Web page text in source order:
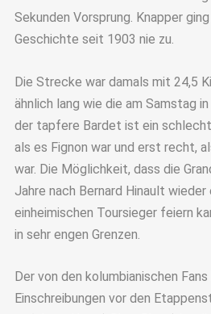
Sekunden Vorsprung. Knapper
Geschichte seit 1903 nie zu.
Die Strecke war damals mit 24,5
ähnlich lang wie die am Samstag
der tapfere Bardet ist ein
als es Fignon war und erst recht,
war. Die Möglichkeit, dass die
Jahre nach Bernard Hinault wieder
einheimischen Toursieger feiern
in sehr engen Grenzen.
Der von den kolumbianischen
Einschreibungen vor den